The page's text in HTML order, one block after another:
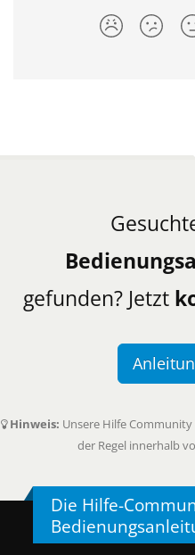
gefunden? Jetzt
Hinweis: Unsere Hilfe
der Regel innerhalb
Die Hilfe-